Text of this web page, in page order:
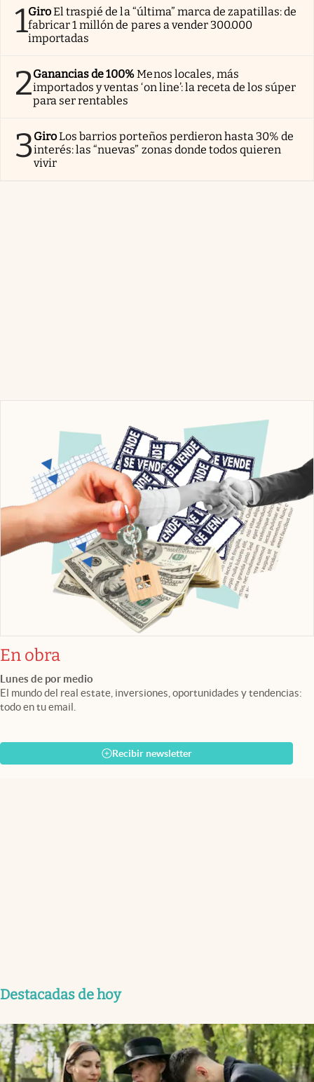
1GiroEl traspié de la “última” marca de zapatillas: de
fabricar 1 millón de pares a vender 300.000
importadas
2Ganancias de 100%Menos locales, más
importados y ventas ‘on line’: la receta de los súper
para ser rentables
3GiroLos barrios porteños perdieron hasta 30% de
interés: las “nuevas” zonas donde todos quieren
vivir
En obra
Lunes de por medio
El mundo del real estate, inversiones, oportunidades y tendencias:
todo en tu email.
Recibir newsletter
Destacadas de hoy